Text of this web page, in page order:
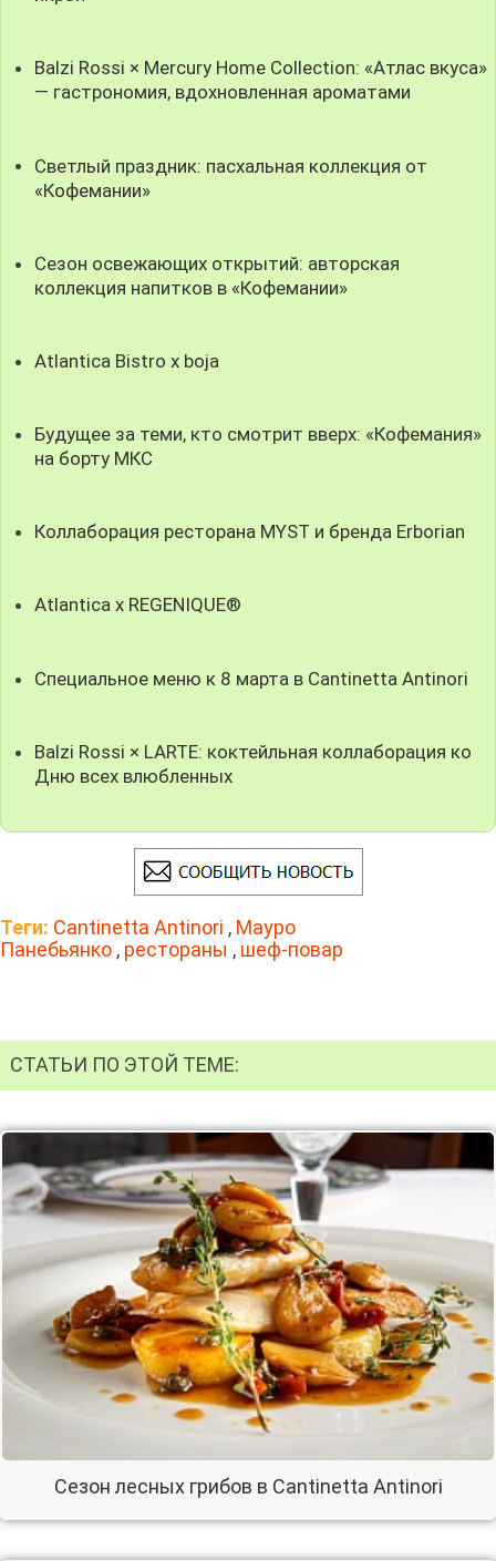
Balzi Rossi × Mercury Home Collection: «Атлас вкуса»
— гастрономия, вдохновленная ароматами
Светлый праздник: пасхальная коллекция от
«Кофемании»
Сезон освежающих открытий: авторская
коллекция напитков в «Кофемании»
Atlantica Bistro x boja
Будущее за теми, кто смотрит вверх: «Кофемания»
на борту МКС
Коллаборация ресторана MYST и бренда Erborian
Atlantica x REGENIQUE®
Специальное меню к 8 марта в Cantinetta Antinori
Balzi Rossi × LARTE: коктейльная коллаборация ко
Дню всех влюбленных
Теги: Cantinetta Antinori , Мауро
Панебьянко , рестораны , шеф-повар
СТАТЬИ ПО ЭТОЙ ТЕМЕ:
Сезон лесных грибов в Cantinetta Antinori